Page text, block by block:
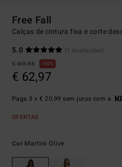
Free Fall
Calças de cintura fixa e corte
5.0
(1 Avaliações)
€ 89,95
30%
€ 62,97
Paga 3 x € 20,99 sem juros com a
OFERTAS
Cor Martini Olive